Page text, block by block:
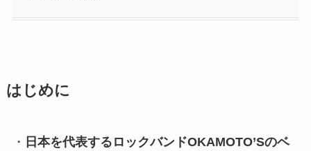
はじめに
・ 日本を代表するロックバンドOKAMOTO’Sのベ